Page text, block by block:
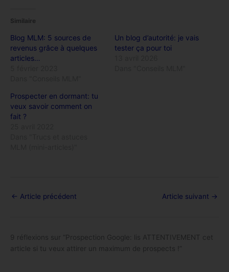
Similaire
Blog MLM: 5 sources de
revenus grâce à quelques
articles…
Un blog d’autorité: je vais
tester ça pour toi
Prospecter en dormant: tu
veux savoir comment on
fait ?
← Article précédent Article suivant →
9 réflexions sur “Prospection Google: lis ATTENTIVEMENT cet
article si tu veux attirer un maximum de prospects !”